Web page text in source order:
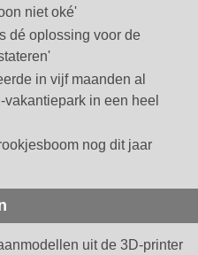
niet oké'
dé oplossing voor de
in vijf maanden al
in een heel
nog dit jaar
uit de 3D-printer